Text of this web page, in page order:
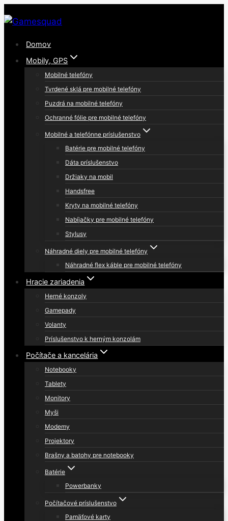
to
Domov
Mobily, GPS
Mobilné telefóny
Tvrdené sklá pre mobilné telefóny
Puzdrá na mobilné telefóny
Ochranné fólie pre mobilné telefóny
Mobilné a telefónne príslušenstvo
Batérie pre mobilné telefóny
Dáta príslušenstvo
Držiaky na mobil
Handsfree
Kryty na mobilné telefóny
Nabíjačky pre mobilné telefóny
Stylusy
Náhradné diely pre mobilné telefóny
Náhradné flex káble pre mobilné telefóny
Hracie zariadenia
Herné konzoly
Gamepady
Volanty
Príslušenstvo k herným konzolám
Počítače a kancelária
Notebooky
Tablety
Monitory
Myši
Modemy
Projektory
Brašny a batohy pre notebooky
Batérie
Powerbanky
Počítačové príslušenstvo
Pamäťové karty